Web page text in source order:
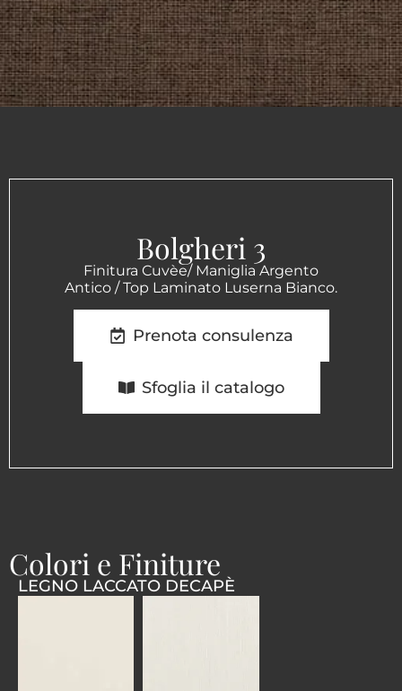
Bolgheri 3
Finitura Cuvèe/ Maniglia Argento
Antico / Top Laminato Luserna Bianco.
Prenota consulenza
Sfoglia il catalogo
Colori e Finiture
LEGNO LACCATO DECAPÈ